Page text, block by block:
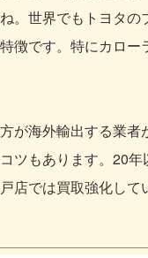
。世界でもトヨタ
徴です。特にカロ
が海外輸出する業
ツもあります。20
店では買取強化して